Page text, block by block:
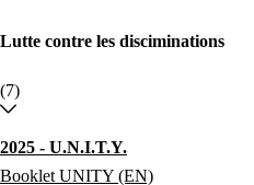
Lutte contre les disciminations
(7)
2025 - U.N.I.T.Y.
Booklet UNITY (EN)